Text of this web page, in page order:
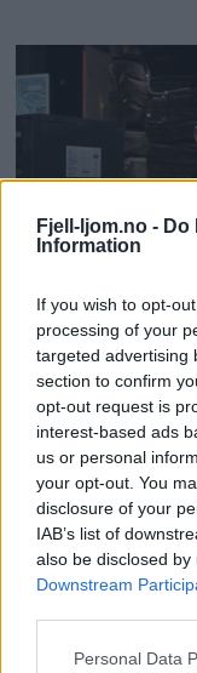
Fjell-ljom.no - Do
Information
If you wish to opt-
processing of your
targeted advertising
section to confirm
opt-out request is
interest-based ads
us or personal
your opt-out. You
disclosure of your
IAB’s list of
also be disclosed
Downstream
Personal Data